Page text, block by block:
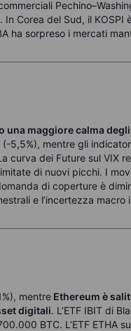
Corea del Sud, il KOSPI
ha sorpreso i mercati
una maggiore calma
(-5,5%), mentre gli
curva dei Future sul VIX
di nuovi picchi. I
di coperture è
e l’incertezza macro
mentre Ethereum è
digitali. L’ETF IBIT di
BTC. L’ETF ETHA